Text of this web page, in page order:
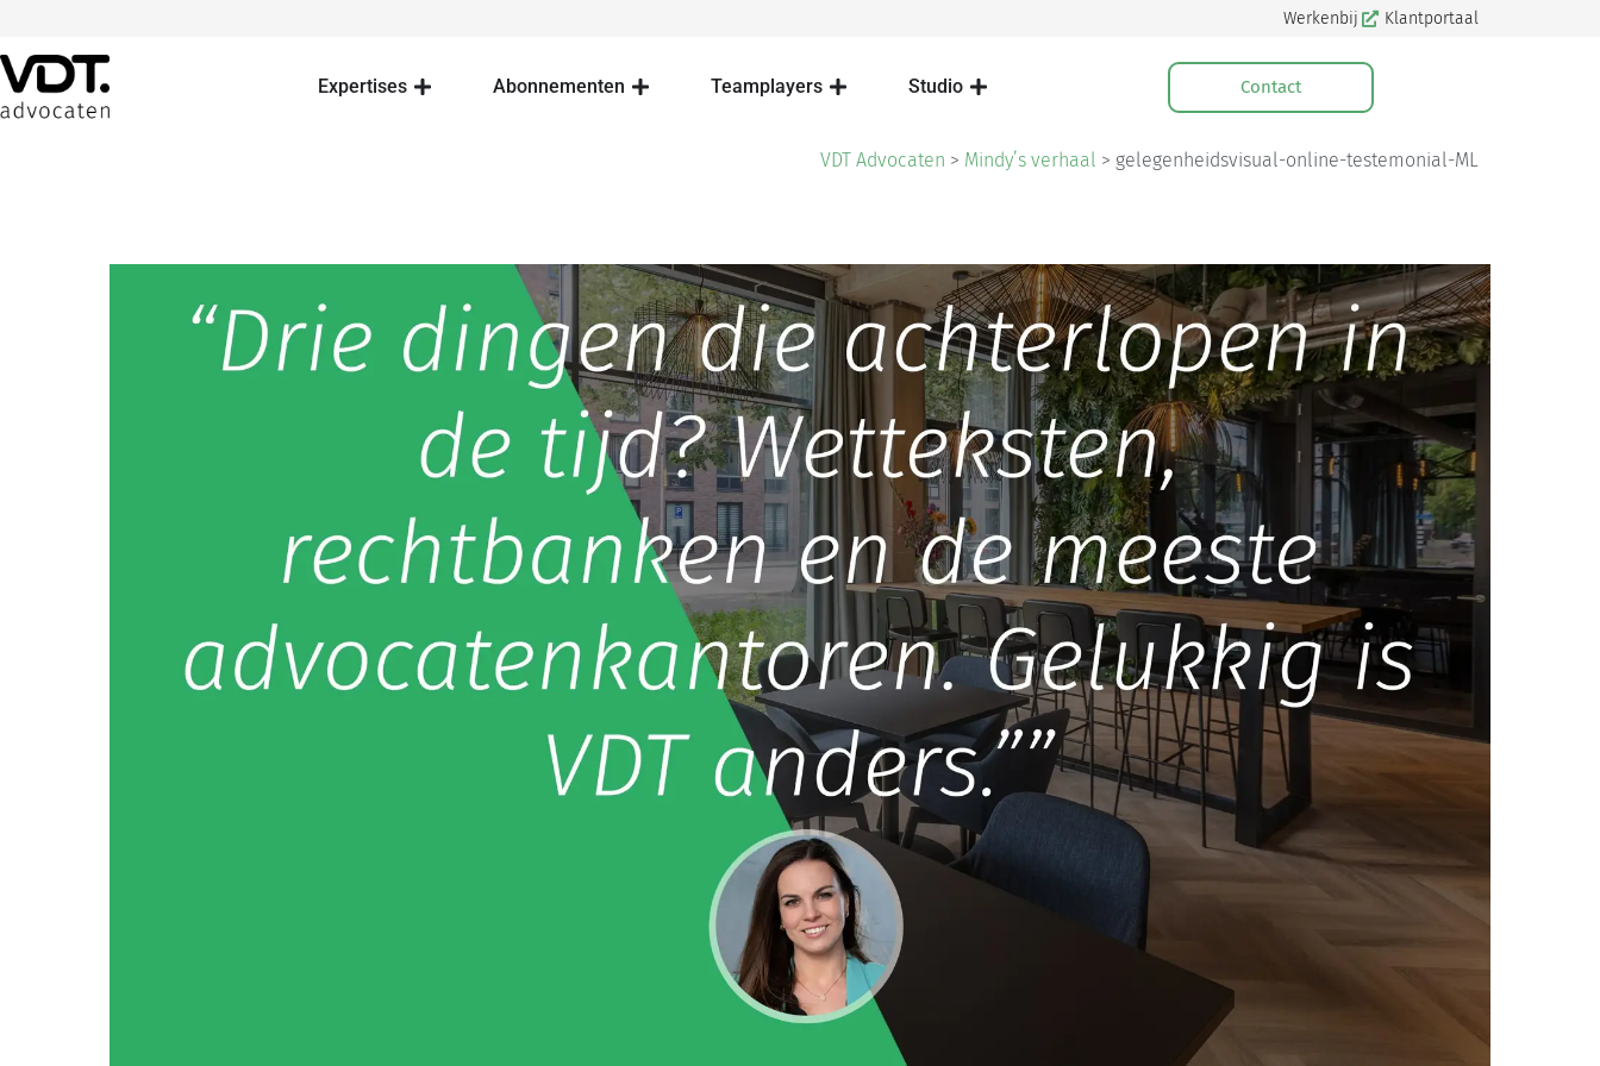
Werkenbij Klantportaal
Expertises Abonnementen Teamplayers Studio Contact
VDT Advocaten > Mindy’s verhaal > gelegenheidsvisual-online-testemonial-ML